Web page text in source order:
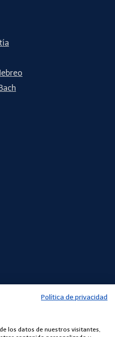
Política de privacidad
los datos de nuestros visitantes,